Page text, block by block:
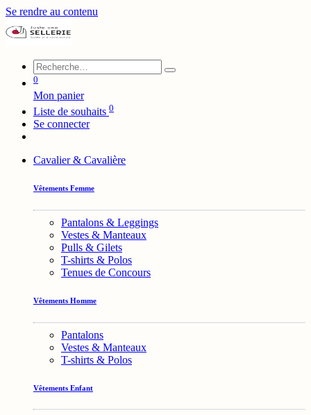
Se rendre au contenu
0
Mon panier
Liste de souhaits 0
Se connecter
Cavalier & Cavalière
Vêtements Femme
Pantalons & Leggings
Vestes & Manteaux
Pulls & Gilets
T-shirts & Polos
Tenues de Concours
Vêtements Homme
Pantalons
Vestes & Manteaux
T-shirts & Polos
Vêtements Enfant